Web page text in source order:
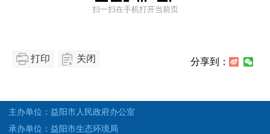
扫一扫在手机打开当前页
打印 关闭 分享到：
主办单位：益阳市人民政府办公室
承办单位：益阳市生态环境局